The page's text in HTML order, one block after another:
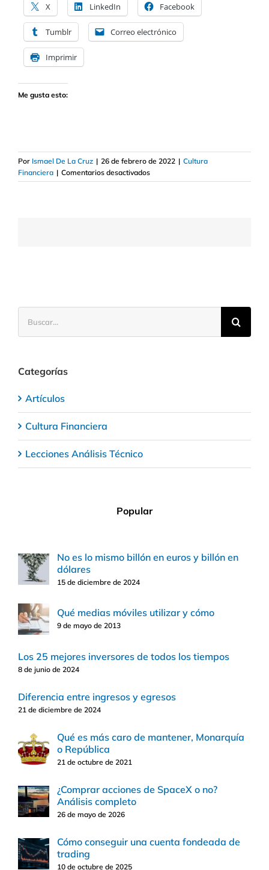
X LinkedIn Facebook
Tumblr Correo electrónico
Imprimir
Me gusta esto:
Por Ismael De La Cruz | 26 de febrero de 2022 | Cultura
Financiera | Comentarios desactivadosen
Qué
Categorías
Artículos
Cultura Financiera
Lecciones Análisis Técnico
Popular
No es lo mismo billón en euros y billón en
dólares
15 de diciembre de 2024
Qué medias móviles utilizar y cómo
9 de mayo de 2013
Los 25 mejores inversores de todos los tiempos
8 de junio de 2024
Diferencia entre ingresos y egresos
21 de diciembre de 2024
Qué es más caro de mantener, Monarquía
o República
21 de octubre de 2021
¿Comprar acciones de SpaceX o no?
Análisis completo
26 de mayo de 2026
Cómo conseguir una cuenta fondeada de
trading
10 de octubre de 2025